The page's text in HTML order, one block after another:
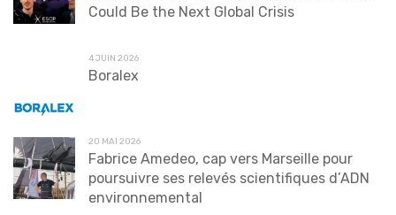
Could Be the Next Global Crisis
4 JUIN 2026
Boralex
20 MAI 2026
Fabrice Amedeo, cap vers Marseille pour
poursuivre ses relevés scientifiques d’ADN
environnemental